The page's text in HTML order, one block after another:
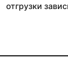
отгрузки